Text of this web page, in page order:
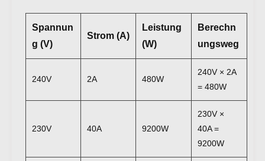
Spannun
g (V)
Strom (A)
Leistung
(W)
Berechn
ungsweg
240V 2A 480W
240V × 2A
= 480W
230V 40A 9200W
230V ×
40A =
9200W